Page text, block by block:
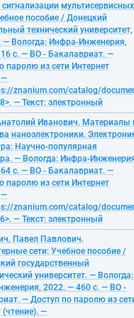
мультисервисных
пособие / Донецкий
технический университет,
— Вологда: Инфра-Инженерия,
с. — ВО - Бакалавриат. —
паролю из сети Интернет
—
znanium.com/catalog/
— Текст: электронный
Иванович. Материалы
наноэлектроники.
Научно-популярная
— Вологда: Инфра-
с. — ВО - Бакалавриат. —
паролю из сети Интернет
—
znanium.com/catalog/
— Текст: электронный
Павел Павлович.
сети: Учебное пособие /
государственный
университет. — Вологда:
2022. — 460 с. — ВО -
— Доступ по паролю из
(чтение). —